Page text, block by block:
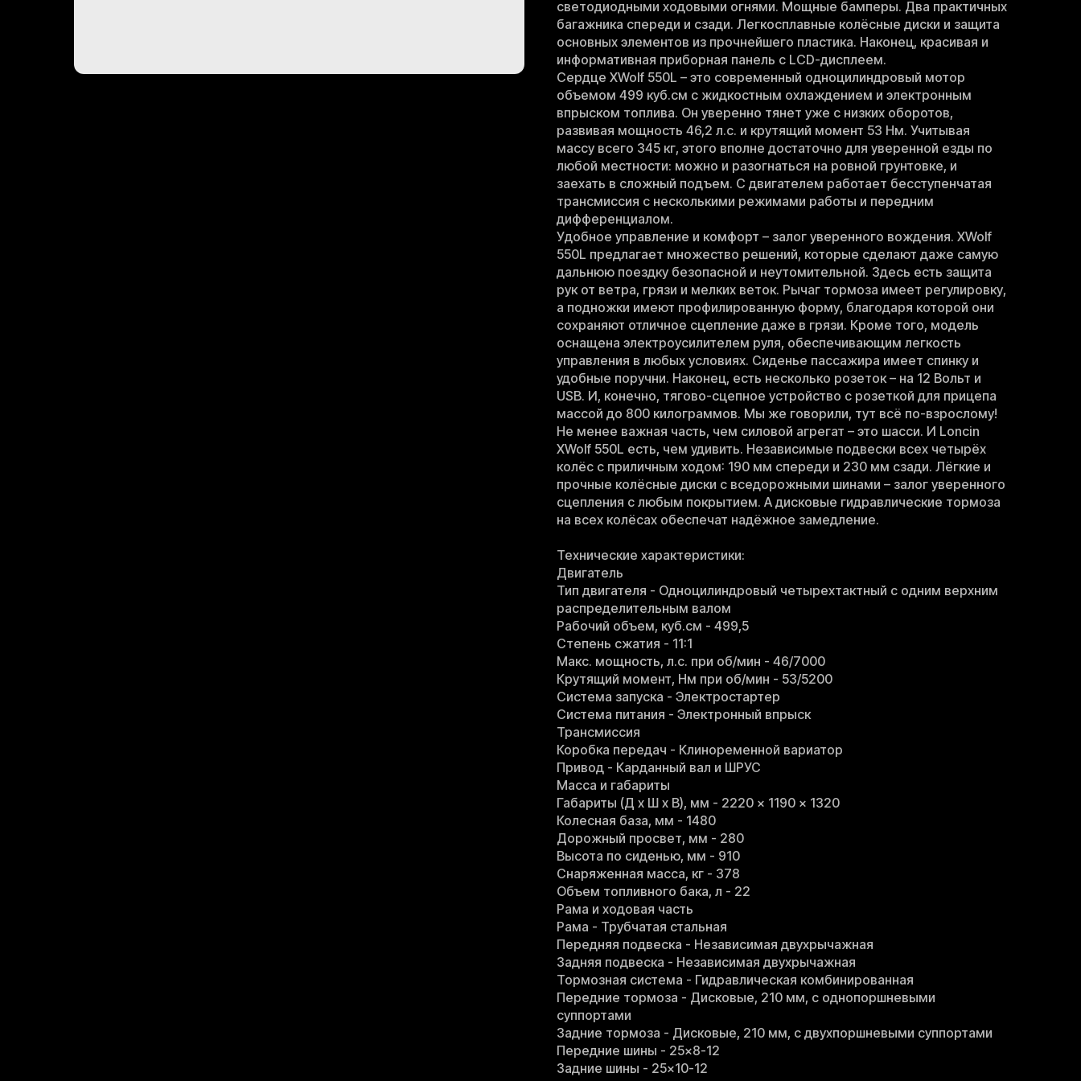
светодиодными ходовыми огнями. Мощные бамперы. Два практичных
багажника спереди и сзади. Легкосплавные колёсные диски и защита
основных элементов из прочнейшего пластика. Наконец, красивая и
информативная приборная панель с LCD-дисплеем.
Сердце XWolf 550L – это современный одноцилиндровый мотор
объемом 499 куб.см с жидкостным охлаждением и электронным
впрыском топлива. Он уверенно тянет уже с низких оборотов,
развивая мощность 46,2 л.с. и крутящий момент 53 Нм. Учитывая
массу всего 345 кг, этого вполне достаточно для уверенной езды по
любой местности: можно и разогнаться на ровной грунтовке, и
заехать в сложный подъем. С двигателем работает бесступенчатая
трансмиссия с несколькими режимами работы и передним
дифференциалом.
Удобное управление и комфорт – залог уверенного вождения. XWolf
550L предлагает множество решений, которые сделают даже самую
дальнюю поездку безопасной и неутомительной. Здесь есть защита
рук от ветра, грязи и мелких веток. Рычаг тормоза имеет регулировку,
а подножки имеют профилированную форму, благодаря которой они
сохраняют отличное сцепление даже в грязи. Кроме того, модель
оснащена электроусилителем руля, обеспечивающим легкость
управления в любых условиях. Сиденье пассажира имеет спинку и
удобные поручни. Наконец, есть несколько розеток – на 12 Вольт и
USB. И, конечно, тягово-сцепное устройство с розеткой для прицепа
массой до 800 килограммов. Мы же говорили, тут всё по-взрослому!
Не менее важная часть, чем силовой агрегат – это шасси. И Loncin
XWolf 550L есть, чем удивить. Независимые подвески всех четырёх
колёс с приличным ходом: 190 мм спереди и 230 мм сзади. Лёгкие и
прочные колёсные диски с вседорожными шинами – залог уверенного
сцепления с любым покрытием. А дисковые гидравлические тормоза
на всех колёсах обеспечат надёжное замедление.
Технические характеристики:
Двигатель
Тип двигателя - Одноцилиндровый четырехтактный с одним верхним
распределительным валом
Рабочий объем, куб.см - 499,5
Степень сжатия - 11:1
Макс. мощность, л.с. при об/мин - 46/7000
Крутящий момент, Нм при об/мин - 53/5200
Система запуска - Электростартер
Система питания - Электронный впрыск
Трансмиссия
Коробка передач - Клиноременной вариатор
Привод - Карданный вал и ШРУС
Масса и габариты
Габариты (Д х Ш х В), мм - 2220 × 1190 × 1320
Колесная база, мм - 1480
Дорожный просвет, мм - 280
Высота по сиденью, мм - 910
Снаряженная масса, кг - 378
Объем топливного бака, л - 22
Рама и ходовая часть
Рама - Трубчатая стальная
Передняя подвеска - Независимая двухрычажная
Задняя подвеска - Независимая двухрычажная
Тормозная система - Гидравлическая комбинированная
Передние тормоза - Дисковые, 210 мм, с однопоршневыми
суппортами
Задние тормоза - Дисковые, 210 мм, с двухпоршневыми суппортами
Передние шины - 25×8-12
Задние шины - 25×10-12